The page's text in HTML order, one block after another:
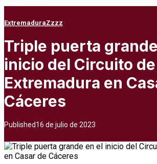
ExtremaduraZzzz
Triple puerta
inicio del Circuito de
Extremadura en
Cáceres
Published16 de julio de 2023